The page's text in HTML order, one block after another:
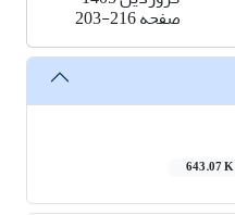
صفحه203-216
643.07 K